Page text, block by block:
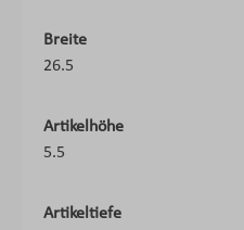
Breite
26.5
Artikelhöhe
5.5
Artikeltiefe